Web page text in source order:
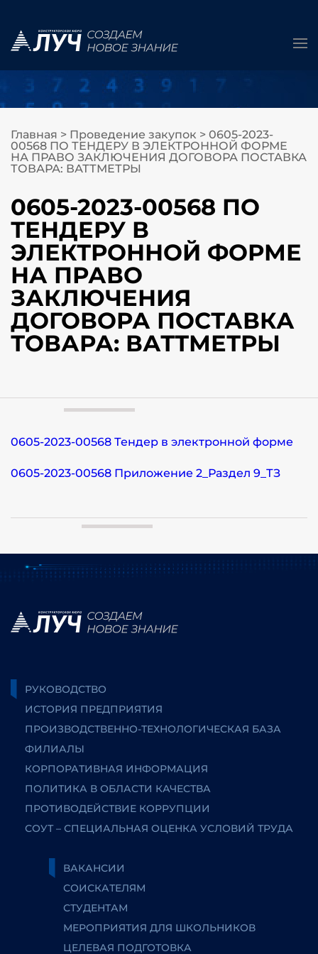
Главная > Проведение закупок > 0605-2023-
00568 ПО ТЕНДЕРУ В ЭЛЕКТРОННОЙ ФОРМЕ
НА ПРАВО ЗАКЛЮЧЕНИЯ ДОГОВОРА ПОСТАВКА
ТОВАРА: ВАТТМЕТРЫ
0605-2023-00568 ПО
ТЕНДЕРУ В
ЭЛЕКТРОННОЙ ФОРМЕ
НА ПРАВО
ЗАКЛЮЧЕНИЯ
ДОГОВОРА ПОСТАВКА
ТОВАРА: ВАТТМЕТРЫ
0605-2023-00568 Тендер в электронной форме
0605-2023-00568 Приложение 2_Раздел 9_ТЗ
РУКОВОДСТВО
ИСТОРИЯ ПРЕДПРИЯТИЯ
ПРОИЗВОДСТВЕННО-ТЕХНОЛОГИЧЕСКАЯ БАЗА
ФИЛИАЛЫ
КОРПОРАТИВНАЯ ИНФОРМАЦИЯ
ПОЛИТИКА В ОБЛАСТИ КАЧЕСТВА
ПРОТИВОДЕЙСТВИЕ КОРРУПЦИИ
СОУТ – СПЕЦИАЛЬНАЯ ОЦЕНКА УСЛОВИЙ ТРУДА
ВАКАНСИИ
СОИСКАТЕЛЯМ
СТУДЕНТАМ
МЕРОПРИЯТИЯ ДЛЯ ШКОЛЬНИКОВ
ЦЕЛЕВАЯ ПОДГОТОВКА